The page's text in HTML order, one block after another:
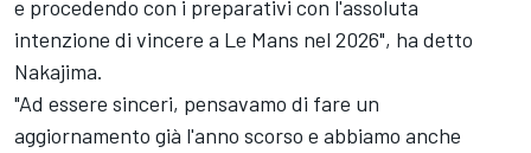
e procedendo con i preparativi con l'assoluta
intenzione di vincere a Le Mans nel 2026", ha detto
Nakajima.
"Ad essere sinceri, pensavamo di fare un
aggiornamento già l'anno scorso e abbiamo anche